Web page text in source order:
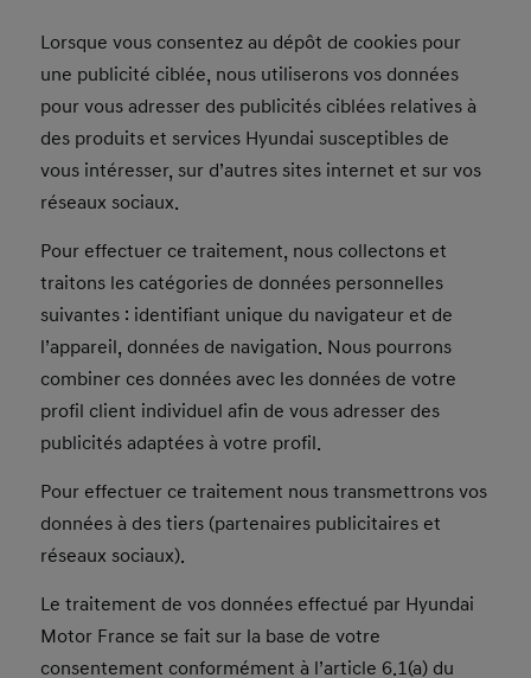
Lorsque vous consentez au dépôt de cookies pour
une publicité ciblée, nous utiliserons vos données
pour vous adresser des publicités ciblées relatives à
des produits et services Hyundai susceptibles de
vous intéresser, sur d’autres sites internet et sur vos
réseaux sociaux.
Pour effectuer ce traitement, nous collectons et
traitons les catégories de données personnelles
suivantes : identifiant unique du navigateur et de
l’appareil, données de navigation. Nous pourrons
combiner ces données avec les données de votre
profil client individuel afin de vous adresser des
publicités adaptées à votre profil.
Pour effectuer ce traitement nous transmettrons vos
données à des tiers (partenaires publicitaires et
réseaux sociaux).
Le traitement de vos données effectué par Hyundai
Motor France se fait sur la base de votre
consentement conformément à l’article 6.1(a) du